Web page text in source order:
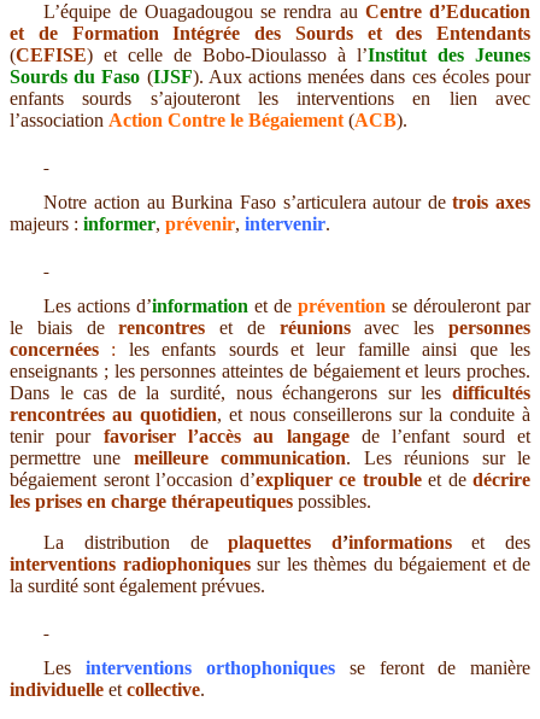
L’équipe de Ouagadougou se rendra au Centre d’Education
et de Formation Intégrée des Sourds et des Entendants
(CEFISE) et celle de Bobo-Dioulasso à l’Institut des Jeunes
Sourds du Faso (IJSF). Aux actions menées dans ces écoles pour
enfants sourds s’ajouteront les interventions en lien avec
l’association Action Contre le Bégaiement(ACB).
Notre action au Burkina Faso s’articulera autour detrois axes
majeurs : informer, prévenir, intervenir.
Les actions d’information et deprévention se dérouleront par
le biais derencontres et de réunions avec lespersonnes
concernées : les enfants sourds et leur famille ainsi que les
enseignants ; les personnes atteintes de bégaiement et leurs proches.
Dans le cas de la surdité, nous échangerons sur les difficultés
rencontrées au quotidien, et nous conseillerons sur la conduite à
tenir pour favoriser l’accès au langagede l’enfant sourd et
permettre une meilleure communication. Les réunions sur le
bégaiement seront l’occasion d’expliquer ce troubleet de décrire
les prises en charge thérapeutiques possibles.
La distribution deplaquettes d’informationset des
interventions radiophoniques sur les thèmes du bégaiement et de
la surdité sont également prévues.
Les interventions orthophoniques
se feront de manière
individuelle etcollective.